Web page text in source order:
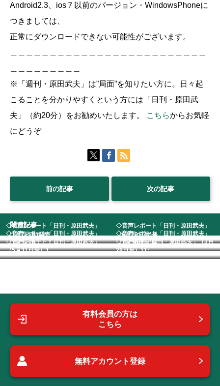
Android2.3、ios７以前のバージョン・WindowsPhoneに
つきましては、
正常にダウンロードできない可能性がございます。
※「週刊・原田武夫」は”局面”を知りたい方に。日々起
こることを分かりやすくという方には「日刊・原田武
夫」（約20分）をお勧めいたします。
こちらからお気軽
にどうぞ
前の記事 次の記事
関連記事
◇音声レポート「日刊・原田武夫」
（1月7日号)発売...
◇音声レポート「日刊・原田武夫」
（6月29日号)発...
◇音声レポート「日刊・原田武夫」
（7月3日号） 1...
◇音声レポート「日刊・原田武夫」
（7月30日号)発...
◇音声レポート「日刊・原田武夫」
（5月31日号）1...
◇音声教材「日刊・原田武夫」（3月
28日号）11:...
有料会員の方は
こちら
無料アカウント登録